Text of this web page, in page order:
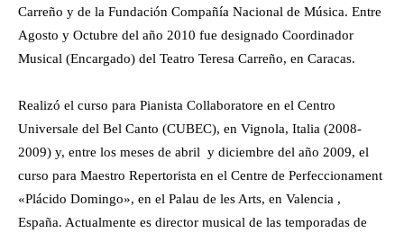
Carreño y de la Fundación Compañía Nacional de Música. Entre
Agosto y Octubre del año 2010 fue designado Coordinador
Musical (Encargado) del Teatro Teresa Carreño, en Caracas.
Realizó el curso para Pianista Collaboratore en el Centro
Universale del Bel Canto (CUBEC), en Vignola, Italia (2008-
2009) y, entre los meses de abril y diciembre del año 2009, el
curso para Maestro Repertorista en el Centre de Perfeccionament
«Plácido Domingo», en el Palau de les Arts, en Valencia ,
España. Actualmente es director musical de las temporadas de